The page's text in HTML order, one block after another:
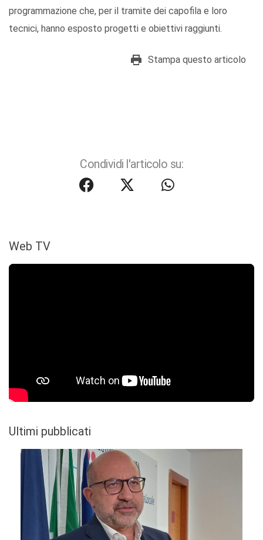
programmazione che, per il tramite dei capofila e loro
tecnici, hanno esposto progetti e obiettivi raggiunti.
Stampa questo articolo
Condividi l'articolo su:
Web TV
Ultimi pubblicati